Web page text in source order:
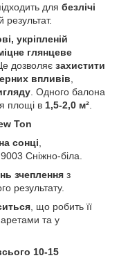
для безлічі
результат.
укріпленій
глянцеве
дозволяє захистити
впливів
. Одного балона
площі в 1,5-2,0 м²
Ton
сонці
Сніжно-біла.
зчеплення з
результату.
, що робить її
та у
10-15